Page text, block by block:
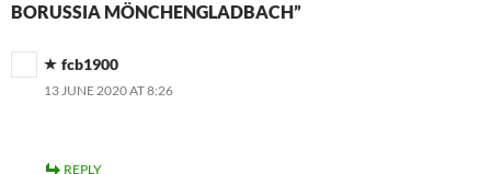
BORUSSIA MÖNCHENGLADBACH”
fcb1900
13 JUNE 2020 AT 8:26
REPLY